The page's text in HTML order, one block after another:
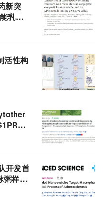
新突
乳
肠炎
活性构
轴
开发首
粥样硬